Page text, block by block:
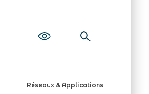
Réseaux & Applications